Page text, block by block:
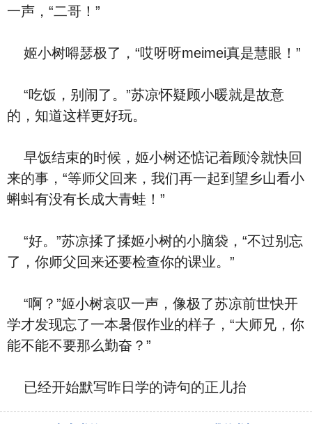
一声，“二哥！”
姬小树嘚瑟极了，“哎呀呀meimei真是慧眼！”
“吃饭，别闹了。”苏凉怀疑顾小暖就是故意
的，知道这样更好玩。
早饭结束的时候，姬小树还惦记着顾泠就快回
来的事，“等师父回来，我们再一起到望乡山看小
蝌蚪有没有长成大青蛙！”
“好。”苏凉揉了揉姬小树的小脑袋，“不过别忘
了，你师父回来还要检查你的课业。”
“啊？”姬小树哀叹一声，像极了苏凉前世快开
学才发现忘了一本暑假作业的样子，“大师兄，你
能不能不要那么勤奋？”
已经开始默写昨日学的诗句的正儿抬